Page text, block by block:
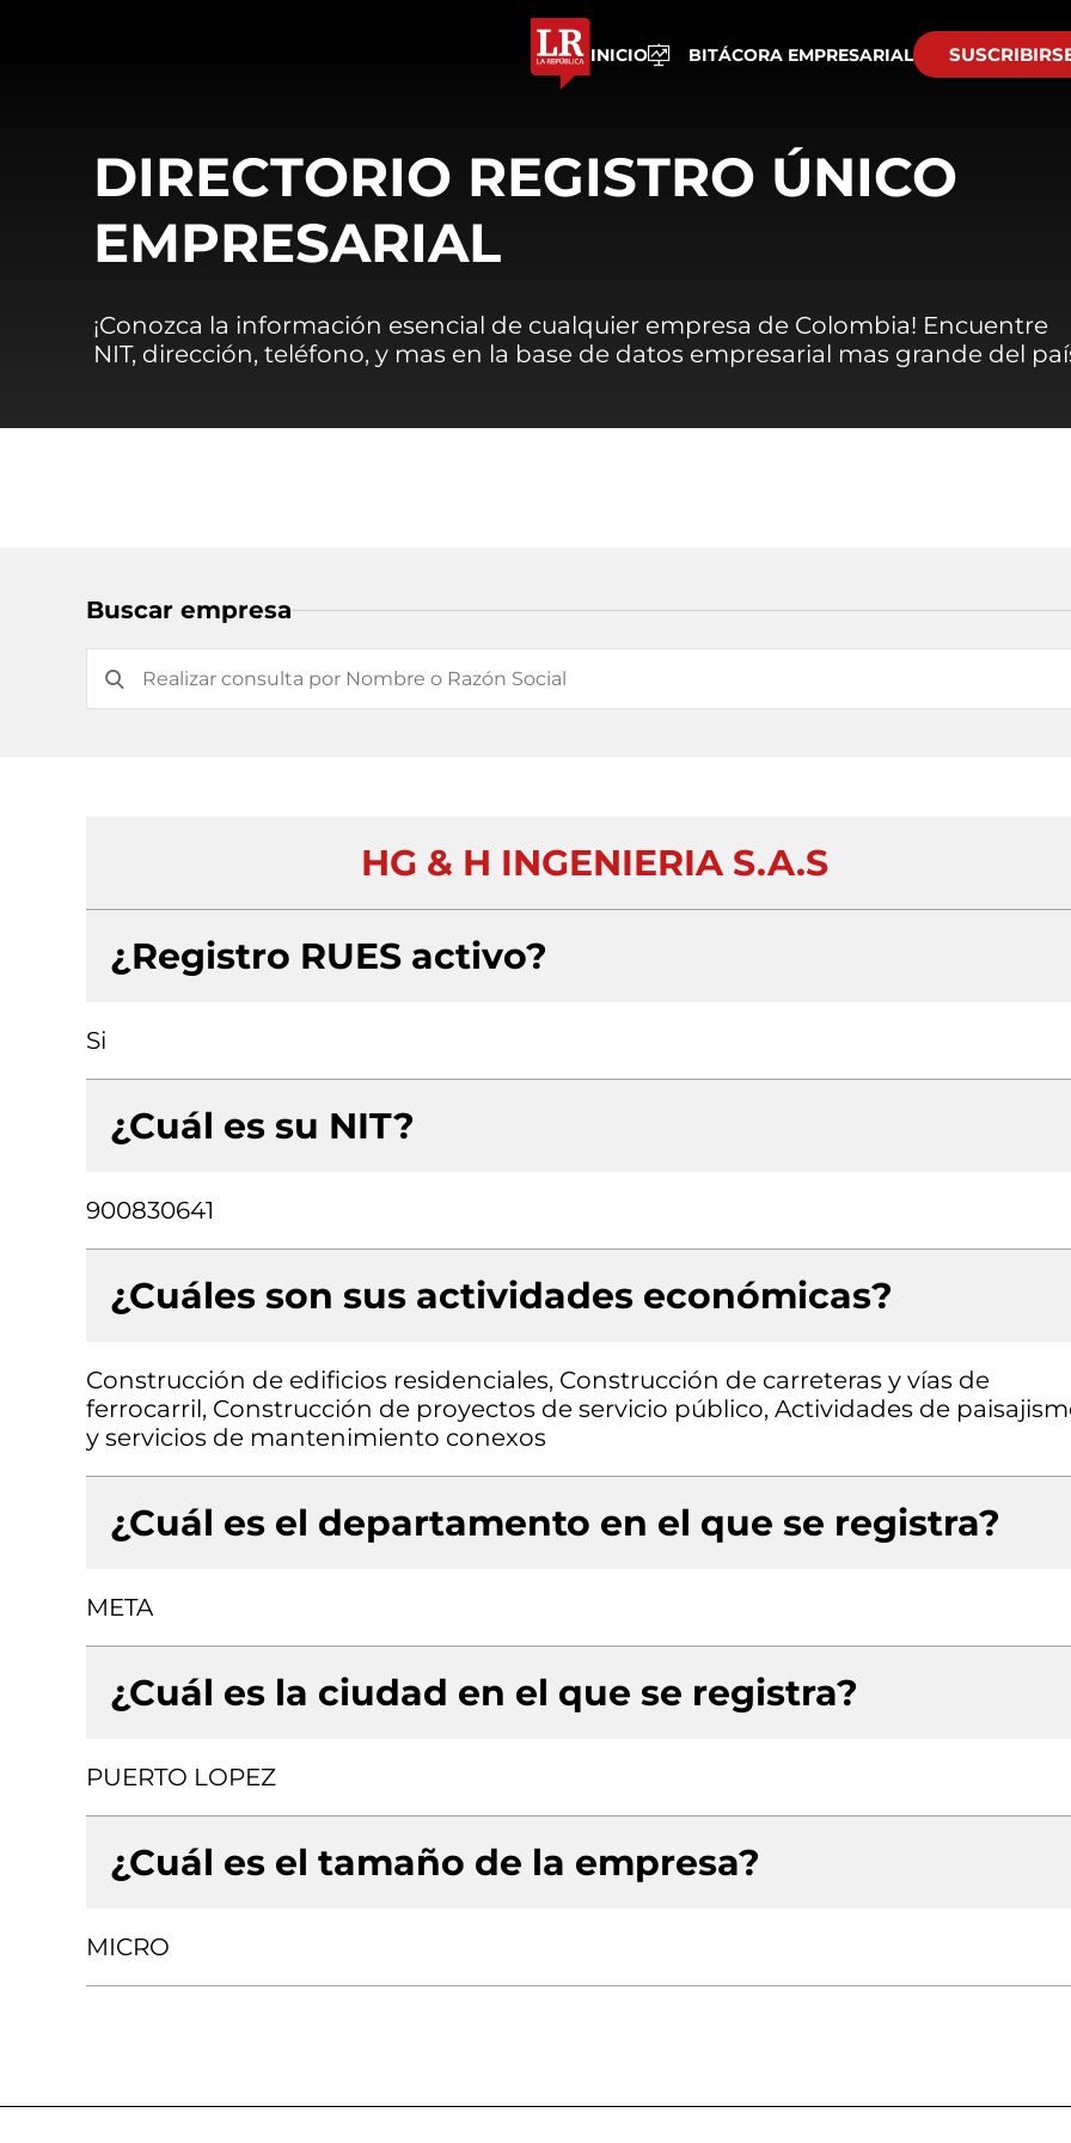
INICIO BITÁCORA EMPRESARIAL
DIRECTORIO REGISTRO ÚNICO
EMPRESARIAL
¡Conozca la información esencial de cualquier empresa de Colombia! Encuentre
NIT, dirección, teléfono, y mas en la base de datos empresarial mas grande del
Buscar empresa
HG & H INGENIERIA S.A.S
¿Registro RUES activo?
Si
¿Cuál es su NIT?
900830641
¿Cuáles son sus actividades económicas?
Construcción de edificios residenciales, Construcción de carreteras y vías de
ferrocarril, Construcción de proyectos de servicio público, Actividades de
y servicios de mantenimiento conexos
¿Cuál es el departamento en el que se registra?
META
¿Cuál es la ciudad en el que se registra?
PUERTO LOPEZ
¿Cuál es el tamaño de la empresa?
MICRO